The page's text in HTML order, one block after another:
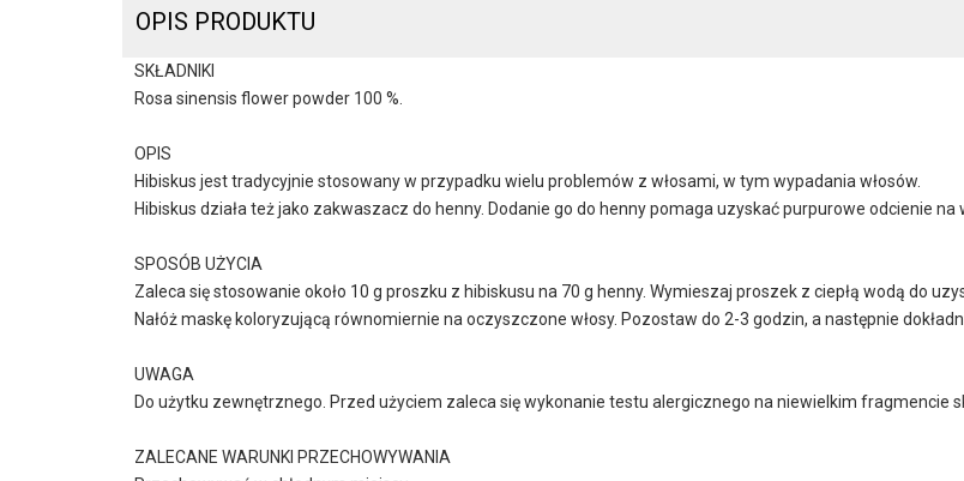
OPIS PRODUKTU
SKŁADNIKI
Rosa sinensis flower powder 100 %.
OPIS
Hibiskus jest tradycyjnie stosowany w przypadku wielu problemów z włosami, w tym wypadania włosów.
Hibiskus działa też jako zakwaszacz do henny. Dodanie go do henny pomaga uzyskać purpurowe odcienie na
SPOSÓB UŻYCIA
Zaleca się stosowanie około 10 g proszku z hibiskusu na 70 g henny. Wymieszaj proszek z ciepłą wodą do
Nałóż maskę koloryzującą równomiernie na oczyszczone włosy. Pozostaw do 2-3 godzin, a następnie
UWAGA
Do użytku zewnętrznego. Przed użyciem zaleca się wykonanie testu alergicznego na niewielkim fragmencie
ZALECANE WARUNKI PRZECHOWYWANIA